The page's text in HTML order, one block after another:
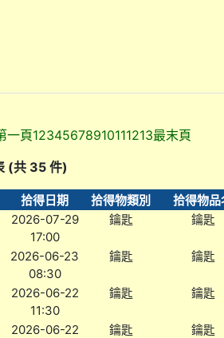
一頁12345678910111213最末頁
(共 35 件)
拾得日期 拾得物類別
拾得物品
2026-07-29
17:00
鑰匙 鑰匙
2026-06-23
08:30
鑰匙 鑰匙
2026-06-22
11:30
鑰匙 鑰匙
2026-06-22
鑰匙 鑰匙